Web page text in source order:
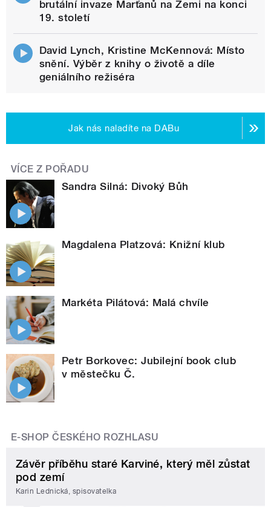
brutální invaze Marťanů na Zemi na konci
19. století
David Lynch, Kristine McKennová: Místo
snění. Výběr z knihy o životě a díle
geniálního režiséra
Jak nás naladíte na DABu
VÍCE Z POŘADU
Sandra Silná: Divoký Bůh
Magdalena Platzová: Knižní klub
Markéta Pilátová: Malá chvíle
Petr Borkovec: Jubilejní book club
v městečku Č.
E-SHOP ČESKÉHO ROZHLASU
Závěr příběhu staré Karviné, který měl zůstat
pod zemí
Karin Lednická, spisovatelka